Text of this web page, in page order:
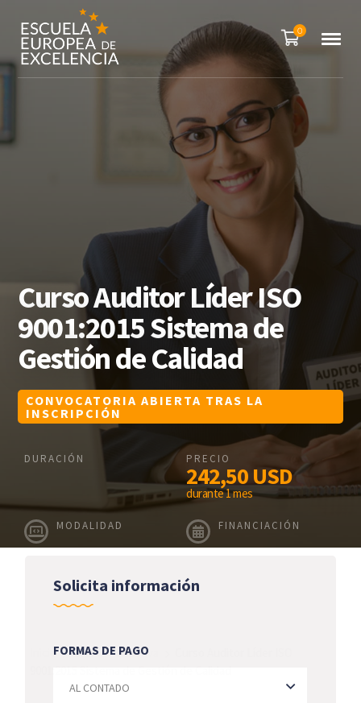
0
Curso Auditor Líder ISO
9001:2015 Sistema de
Gestión de Calidad
CONVOCATORIA ABIERTA TRAS LA
INSCRIPCIÓN
DURACIÓN PRECIO
242,50USD
durante 1 mes
MODALIDAD FINANCIACIÓN
Solicita información
FORMAS DE PAGO
Inicio Oferta Formativa